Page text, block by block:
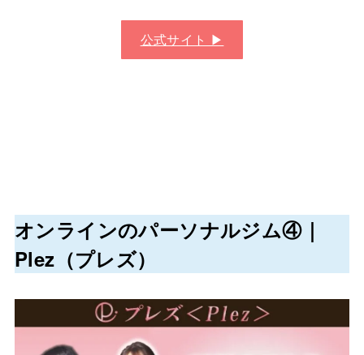
公式サイト ▶︎
オンラインのパーソナルジム④｜
Plez（プレズ）